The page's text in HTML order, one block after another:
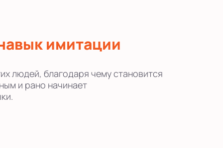
имитации
людей, благодаря чему становится
и рано начинает